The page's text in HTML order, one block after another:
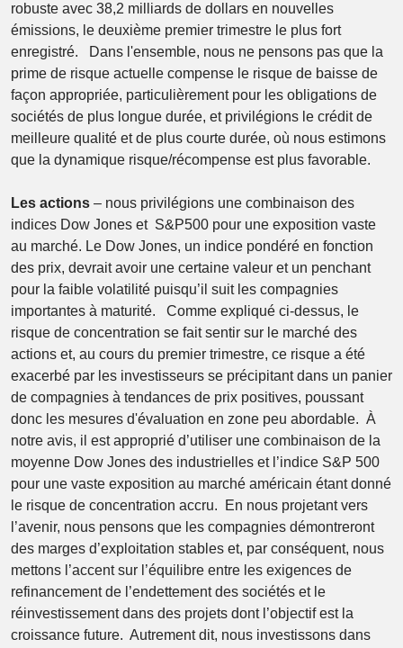
robuste avec 38,2 milliards de dollars en nouvelles
émissions, le deuxième premier trimestre le plus fort
enregistré. Dans l'ensemble, nous ne pensons pas que la
prime de risque actuelle compense le risque de baisse de
façon appropriée, particulièrement pour les obligations de
sociétés de plus longue durée, et privilégions le crédit de
meilleure qualité et de plus courte durée, où nous estimons
que la dynamique risque/récompense est plus favorable.
Les actions – nous privilégions une combinaison des
indices Dow Jones et S&P500 pour une exposition vaste
au marché. Le Dow Jones, un indice pondéré en fonction
des prix, devrait avoir une certaine valeur et un penchant
pour la faible volatilité puisqu’il suit les compagnies
importantes à maturité. Comme expliqué ci-dessus, le
risque de concentration se fait sentir sur le marché des
actions et, au cours du premier trimestre, ce risque a été
exacerbé par les investisseurs se précipitant dans un panier
de compagnies à tendances de prix positives, poussant
donc les mesures d'évaluation en zone peu abordable. À
notre avis, il est approprié d’utiliser une combinaison de la
moyenne Dow Jones des industrielles et l’indice S&P 500
pour une vaste exposition au marché américain étant donné
le risque de concentration accru. En nous projetant vers
l’avenir, nous pensons que les compagnies démontreront
des marges d’exploitation stables et, par conséquent, nous
mettons l’accent sur l’équilibre entre les exigences de
refinancement de l’endettement des sociétés et le
réinvestissement dans des projets dont l’objectif est la
croissance future. Autrement dit, nous investissons dans